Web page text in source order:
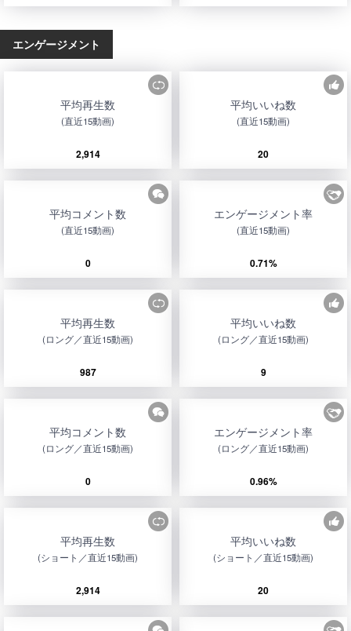
エンゲージメント
平均再生数
(直近15動画)
2,914
平均いいね数
(直近15動画)
20
平均コメント数
(直近15動画)
0
エンゲージメント率
(直近15動画)
0.71%
平均再生数
(ロング／直近15動画)
987
平均いいね数
(ロング／直近15動画)
9
平均コメント数
(ロング／直近15動画)
0
エンゲージメント率
(ロング／直近15動画)
0.96%
平均再生数
(ショート／直近15動画)
2,914
平均いいね数
(ショート／直近15動画)
20